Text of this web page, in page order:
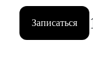
Записаться